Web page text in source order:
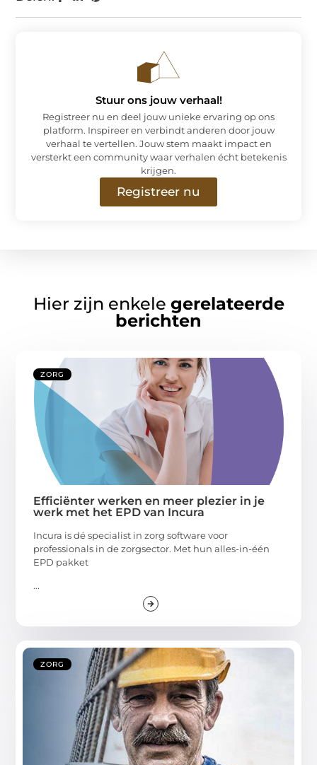
Stuur ons jouw verhaal!
Registreer nu en deel jouw unieke ervaring op ons
platform. Inspireer en verbindt anderen door jouw
verhaal te vertellen. Jouw stem maakt impact en
versterkt een community waar verhalen écht betekenis
krijgen.
Registreer nu
Hier zijn enkele gerelateerde
berichten
ZORG
Efficiënter werken en meer plezier in je
werk met het EPD van Incura
Incura is dé specialist in zorg software voor
professionals in de zorgsector. Met hun alles-in-één
EPD pakket
...
ZORG